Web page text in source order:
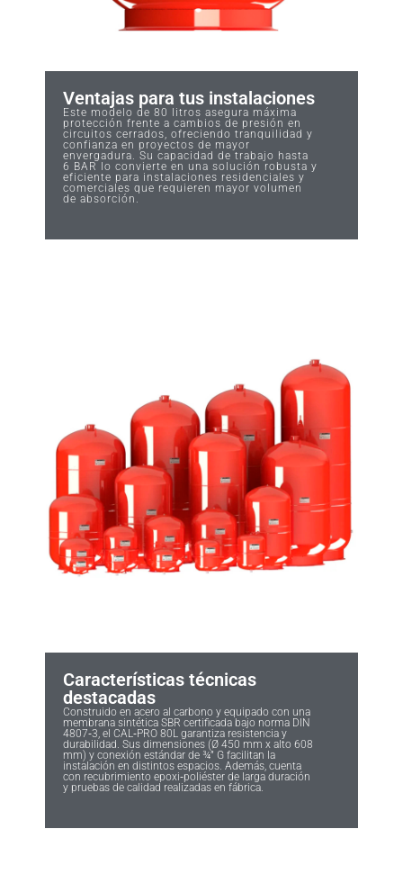
Ventajas para tus instalaciones
Este modelo de 80 litros asegura máxima
protección frente a cambios de presión en
circuitos cerrados, ofreciendo tranquilidad y
confianza en proyectos de mayor
envergadura. Su capacidad de trabajo hasta
6 BAR lo convierte en una solución robusta y
eficiente para instalaciones residenciales y
comerciales que requieren mayor volumen
de absorción.
Características técnicas
destacadas
Construido en acero al carbono y equipado con una
membrana sintética SBR certificada bajo norma DIN
4807‑3, el CAL‑PRO 80L garantiza resistencia y
durabilidad. Sus dimensiones (Ø 450 mm x alto 608
mm) y conexión estándar de ¾” G facilitan la
instalación en distintos espacios. Además, cuenta
con recubrimiento epoxi‑poliéster de larga duración
y pruebas de calidad realizadas en fábrica.